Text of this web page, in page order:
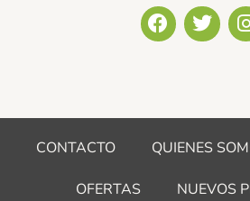
F
a
o
k
T
w
e
I
CONTACTO QUIENES
OFERTAS NUEVOS